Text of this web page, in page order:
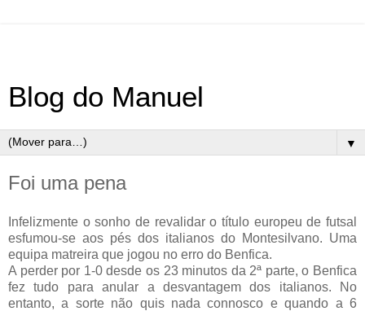
Blog do Manuel
▼
Foi uma pena
Infelizmente o sonho de revalidar o título europeu de futsal
esfumou-se aos pés dos italianos do Montesilvano. Uma
equipa matreira que jogou no erro do Benfica.
A perder por 1-0 desde os 23 minutos da 2ª parte, o Benfica
fez tudo para anular a desvantagem dos italianos. No
entanto, a sorte não quis nada connosco e quando a 6